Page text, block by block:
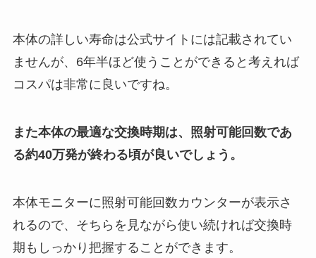
本体の詳しい寿命は公式サイトには記載されてい
ませんが、6年半ほど使うことができると考えれば
コスパは非常に良いですね。
また本体の最適な交換時期は、照射可能回数であ
る約40万発が終わる頃が良いでしょう。
本体モニターに照射可能回数カウンターが表示さ
れるので、そちらを見ながら使い続ければ交換時
期もしっかり把握することができます。